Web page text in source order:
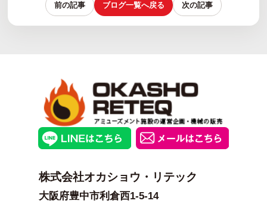
前の記事 ブログ一覧へ戻る 次の記事
株式会社オカショウ・リテック
大阪府豊中市利倉西1-5-14